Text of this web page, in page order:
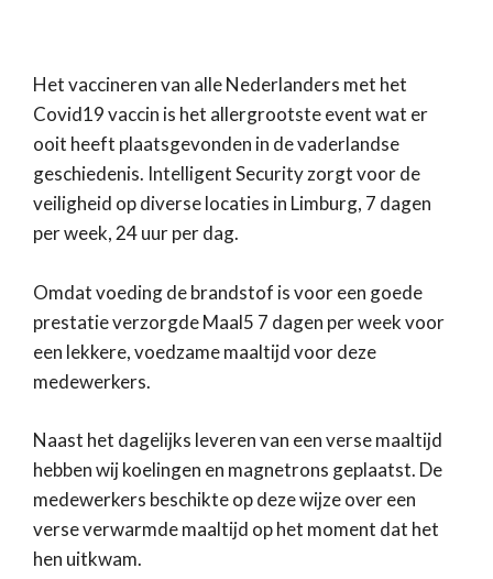
Het vaccineren van alle Nederlanders met het
Covid19 vaccin is het allergrootste event wat er
ooit heeft plaatsgevonden in de vaderlandse
geschiedenis. Intelligent Security zorgt voor de
veiligheid op diverse locaties in Limburg, 7 dagen
per week, 24 uur per dag.
Omdat voeding de brandstof is voor een goede
prestatie verzorgde Maal5 7 dagen per week voor
een lekkere, voedzame maaltijd voor deze
medewerkers.
Naast het dagelijks leveren van een verse maaltijd
hebben wij koelingen en magnetrons geplaatst. De
medewerkers beschikte op deze wijze over een
verse verwarmde maaltijd op het moment dat het
hen uitkwam.